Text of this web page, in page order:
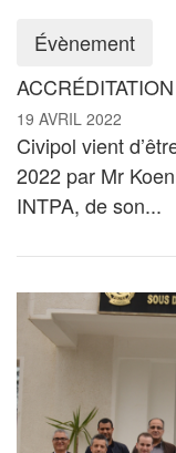
Évènement
19 AVRIL 2022
Civipol vient
2022 par Mr
INTPA, de son...